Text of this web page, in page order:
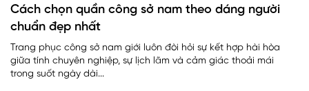
Cách chọn quần công sở nam theo dáng người
chuẩn đẹp nhất
Trang phục công sở nam giới luôn đòi hỏi sự kết hợp hài hòa
giữa tính chuyên nghiệp, sự lịch lãm và cảm giác thoải mái
trong suốt ngày dài...